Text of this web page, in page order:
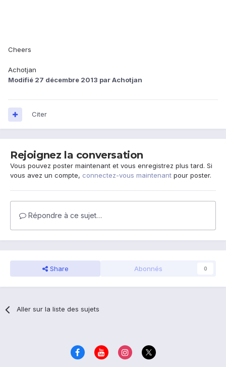
Cheers
Achotjan
Modifié 27 décembre 2013 par Achotjan
Citer
Rejoignez la conversation
Vous pouvez poster maintenant et vous enregistrez plus tard. Si
vous avez un compte, connectez-vous maintenant pour poster.
Répondre à ce sujet…
Share Abonnés 0
Aller sur la liste des sujets